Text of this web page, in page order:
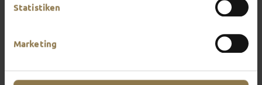
Statistiken
Marketing